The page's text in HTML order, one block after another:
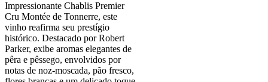
Impressionante Chablis Premier
Cru Montée de Tonnerre, este
vinho reafirma seu prestígio
histórico. Destacado por Robert
Parker, exibe aromas elegantes de
pêra e pêssego, envolvidos por
notas de noz-moscada, pão fresco,